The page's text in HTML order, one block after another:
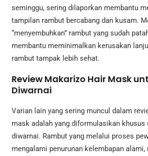
seminggu, sering dilaporkan membantu
tampilan rambut bercabang dan kusam.
“menyembuhkan” rambut yang sudah
membantu meminimalkan kerusakan
rambut tampak lebih sehat.
Review Makarizo Hair Mask
Diwarnai
Varian lain yang sering muncul dalam
mask adalah yang diformulasikan khusus
diwarnai. Rambut yang melalui proses
mengalami penurunan kelembapan